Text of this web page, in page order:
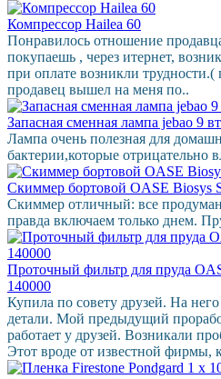
Компрессор Hailea 60
Понравилось отношение
покупаешь , через итернет,
при оплате возникли трудности.(
продавец вышел на меня по..
Запасная сменная лампа jebao 9 вт
Лампа очень полезная для
бактерии,которые отрицательно
Скиммер бортовой OASE Biosys
Скиммер отличный: все
правда включаем только днем.
Проточный фильтр для пруда
140000
Купила по совету друзей. На него
детали. Мой предыдущий
работает у друзей. Возникали
Этот вроде от известной фирмы,